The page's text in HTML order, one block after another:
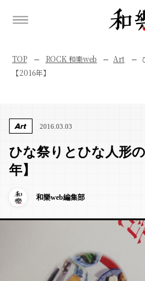
TOP ROCK 和樂web Art
【2016年】
Art 2016.03.03
ひな祭りとひな人形
年】
和樂web編集部